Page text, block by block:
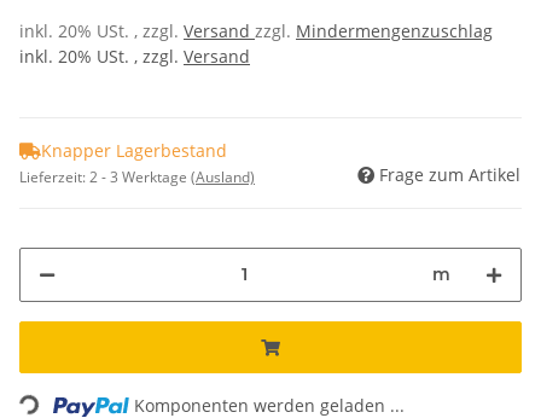
inkl. 20% USt. , zzgl. Versand zzgl. Mindermengenzuschlag
inkl. 20% USt. , zzgl. Versand
Knapper Lagerbestand
Lieferzeit:2 - 3 Werktage (Ausland) Frage zum Artikel
m
Loading... Komponenten werden geladen ...